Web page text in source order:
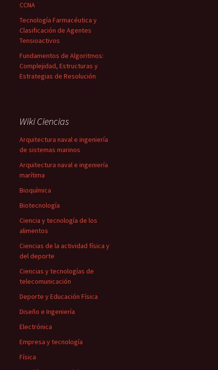
CCNA
Tecnología Farmacéutica y
Clasificación de Agentes
Tensioactivos
Fundamentos de Algoritmos:
Complejidad, Estructuras y
Estrategias de Resolución
Wiki Ciencias
Arquitectura naval e ingeniería
de sistemas marinos
Arquitectura naval e ingeniería
marítima
Bioquímica
Biotecnología
Ciencia y tecnología de los
alimentos
Ciencias de la actividad física y
del deporte
Ciencias y tecnologías de
telecomunicación
Deporte y Educación Física
Diseño e Ingeniería
Electrónica
Empresa y tecnología
Física